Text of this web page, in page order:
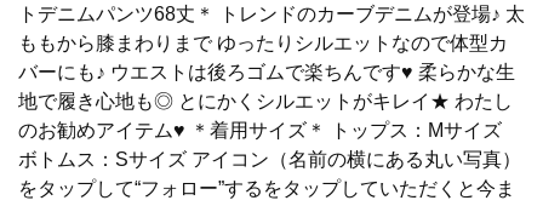
トデニムパンツ68丈＊ トレンドのカーブデニムが登場♪ 太
ももから膝まわりまで ゆったりシルエットなので体型カ
バーにも♪ ウエストは後ろゴムで楽ちんです♥ 柔らかな生
地で履き心地も◎ とにかくシルエットがキレイ★ わたし
のお勧めアイテム♥ ＊着用サイズ＊ トップス：Mサイズ
ボトムス：Sサイズ アイコン（名前の横にある丸い写真）
をタップして“フォロー”するをタップしていただくと今ま